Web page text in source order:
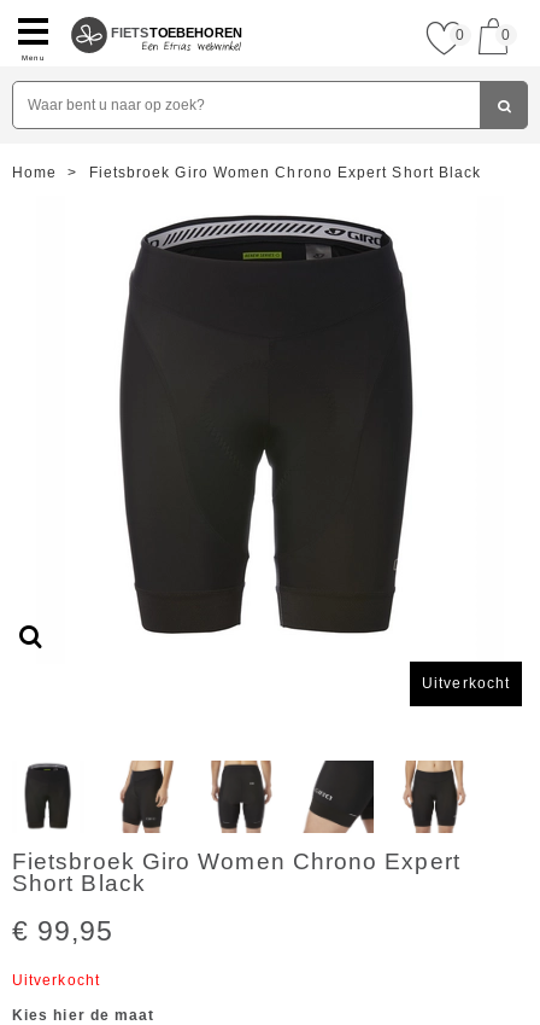
Menu
FIETSTOEBEHOREN 0 0
Home > Fietsbroek Giro Women Chrono Expert Short Black
Uitverkocht
Fietsbroek Giro Women Chrono Expert
Short Black
€ 99,95
Uitverkocht
Kies hier de maat